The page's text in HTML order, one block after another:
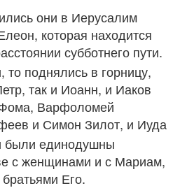
они в Иерусалим
которая находится
субботнего пути.
поднялись в горницу,
так и Иоанн, и Иаков
Варфоломей
и Симон Зилот, и Иуда
были единодушны
с женщинами и с Мариам,
Его.